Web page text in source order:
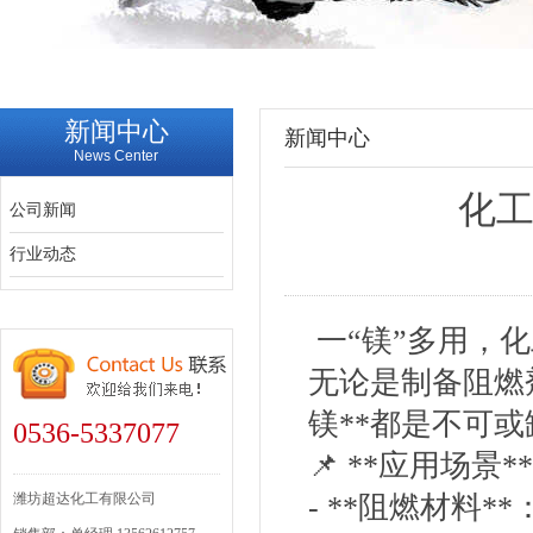
新闻中心
News Center
公司新闻
行业动态
0536-5337077
潍坊超达化工有限公司
新闻中心
化
一“镁”多用，
无论是制备阻
镁**都是不可
📌 **应用场景
- **阻燃材料**